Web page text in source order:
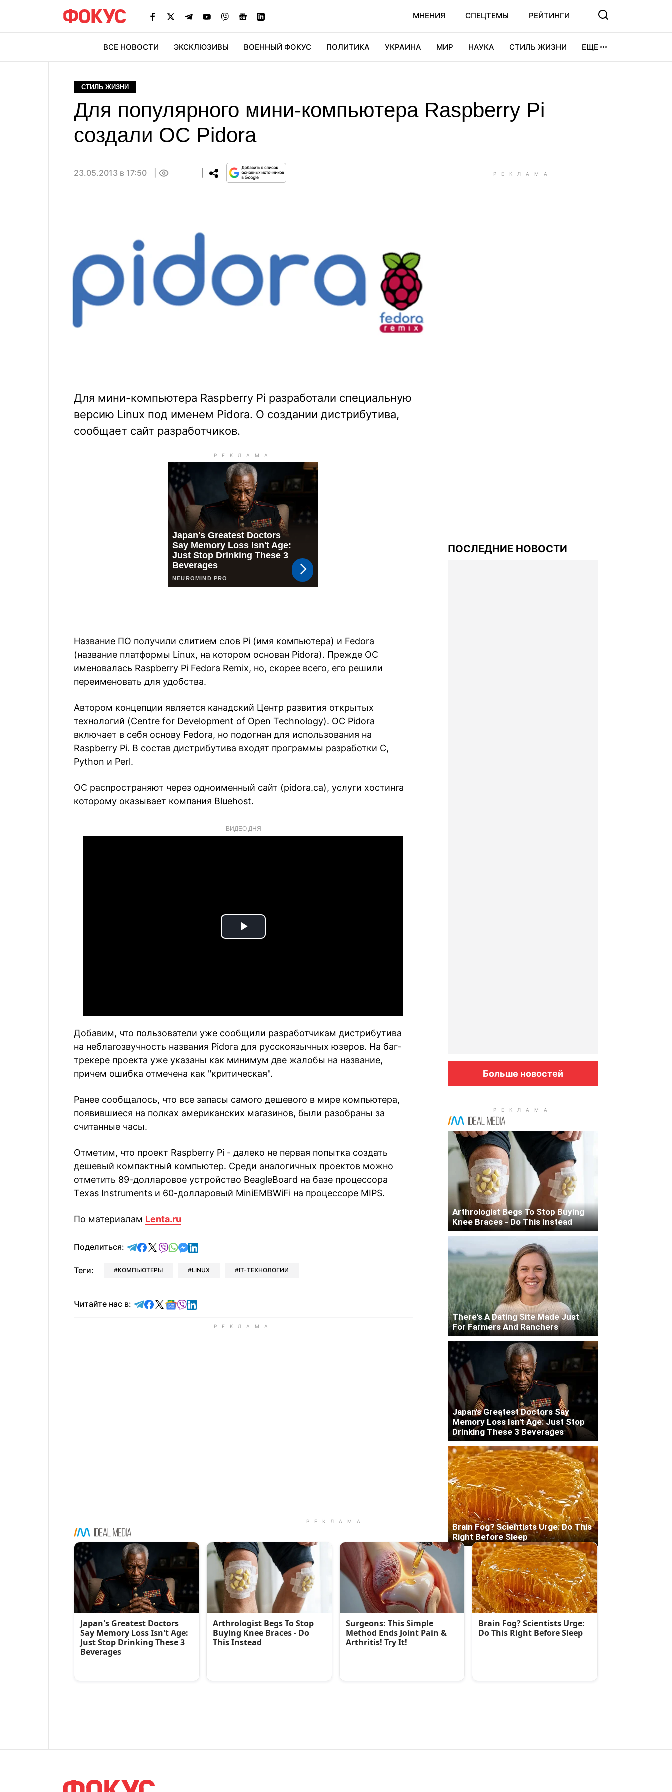
МНЕНИЯ СПЕЦТЕМЫ РЕЙТИНГИ
ВСЕ НОВОСТИ ЭКСКЛЮЗИВЫ ВОЕННЫЙ ФОКУС ПОЛИТИКА УКРАИНА МИР НАУКА СТИЛЬ ЖИЗНИ ЕЩЕ
СТИЛЬ ЖИЗНИ
Для популярного мини-компьютера Raspberry Pi
создали ОС Pidora
23.05.2013 в 17:50
Для мини-компьютера Raspberry Pi разработали специальную
версию Linux под именем Pidora. О создании дистрибутива,
сообщает сайт разработчиков.
Название ПО получили слитием слов Pi (имя компьютера) и Fedora
(название платформы Linux, на котором основан Pidora). Прежде ОС
именовалась Raspberry Pi Fedora Remix, но, скорее всего, его решили
переименовать для удобства.
Автором концепции является канадский Центр развития открытых
технологий (Centre for Development of Open Technology). ОС Pidora
включает в себя основу Fedora, но подогнан для использования на
Raspberry Pi. В состав дистрибутива входят программы разработки C,
Python и Perl.
ОС распространяют через одноименный сайт (pidora.ca), услуги хостинга
которому оказывает компания Bluehost.
ВИДЕО ДНЯ
Play
Добавим, что пользователи уже сообщили разработчикам дистрибутива
на неблагозвучность названия Pidora для русскоязычных юзеров. На баг-
трекере проекта уже указаны как минимум две жалобы на название,
причем ошибка отмечена как "критическая".
Ранее сообщалось, что все запасы самого дешевого в мире компьютера,
появившиеся на полках американских магазинов, были разобраны за
считанные часы.
Отметим, что проект Raspberry Pi - далеко не первая попытка создать
дешевый компактный компьютер. Среди аналогичных проектов можно
отметить 89-долларовое устройство BeagleBoard на базе процессора
Texas Instruments и 60-долларовый MiniEMBWiFi на процессоре MIPS.
По материалам Lenta.ru
Поделиться: отправить в Telegram
поделиться в Facebook
поделиться в X
отправить в Viber
отправить в Whatsapp
отправить в Messenger
отправить в LinkedIn
Теги: КОМПЬЮТЕРЫ LINUX IT-ТЕХНОЛОГИИ
Читайте нас в: Читайте в Telegram
Читайте в Facebook
Читайте в X
Читайте в Google news
Читайте в Viber
Читайте в LinkedIn
ПОСЛЕДНИЕ НОВОСТИ
Больше новостей